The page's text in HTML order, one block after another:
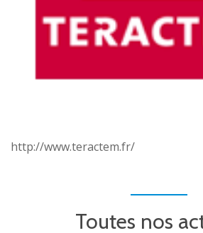
http://www.teractem.fr/
Toutes nos